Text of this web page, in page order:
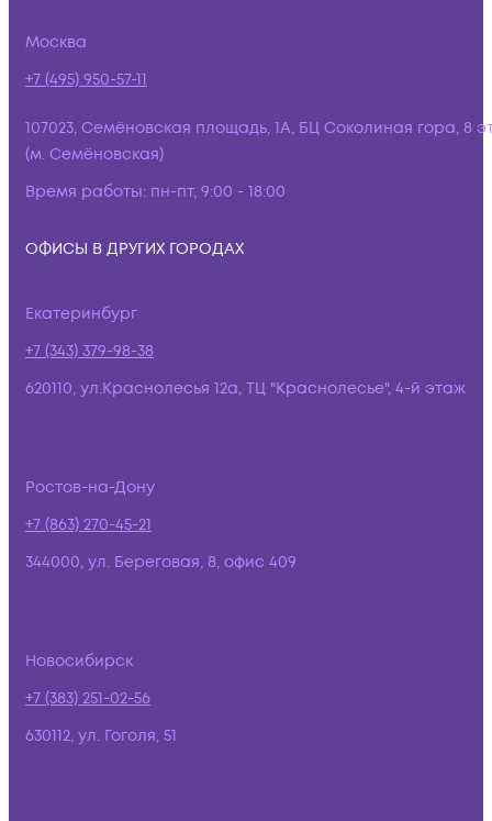
Москва
+7 (495) 950-57-11
107023, Семёновская площадь, 1А, БЦ Соколиная гора, 8
(м. Семёновская)
Время работы: пн-пт, 9:00 - 18:00
ОФИСЫ В ДРУГИХ ГОРОДАХ
Екатеринбург
+7 (343) 379-98-38
620110, ул.Краснолесья 12а, ТЦ "Краснолесье", 4-й этаж
Ростов-на-Дону
+7 (863) 270-45-21
344000, ул. Береговая, 8, офис 409
Новосибирск
+7 (383) 251-02-56
630112, ул. Гоголя, 51